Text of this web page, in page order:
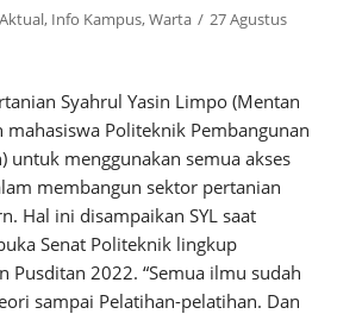
Aktual, Info Kampus,Warta
27 Agustus
Syahrul Yasin Limpo (Mentan
mahasiswa Politeknik Pembangunan
untuk menggunakan semua akses
membangun sektor pertanian
Hal ini disampaikan SYL saat
Senat Politeknik lingkup
Pusditan 2022. “Semua ilmu sudah
sampai Pelatihan-pelatihan. Dan